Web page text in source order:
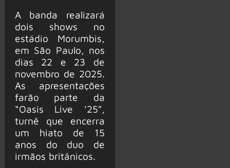
A banda realizará
dois shows no
estádio Morumbis,
em São Paulo, nos
dias 22 e 23 de
novembro de 2025.
As apresentações
farão parte da
“Oasis Live ’25”,
turnê que encerra
um hiato de 15
anos do duo de
irmãos britânicos.